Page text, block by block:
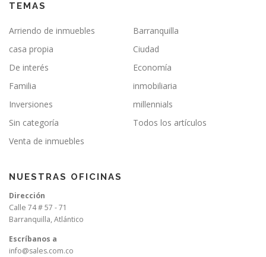
TEMAS
Arriendo de inmuebles
Barranquilla
casa propia
Ciudad
De interés
Economía
Familia
inmobiliaria
Inversiones
millennials
Sin categoría
Todos los artículos
Venta de inmuebles
NUESTRAS OFICINAS
Dirección
Calle 74 # 57 - 71
Barranquilla, Atlántico
Escríbanos a
info@sales.com.co